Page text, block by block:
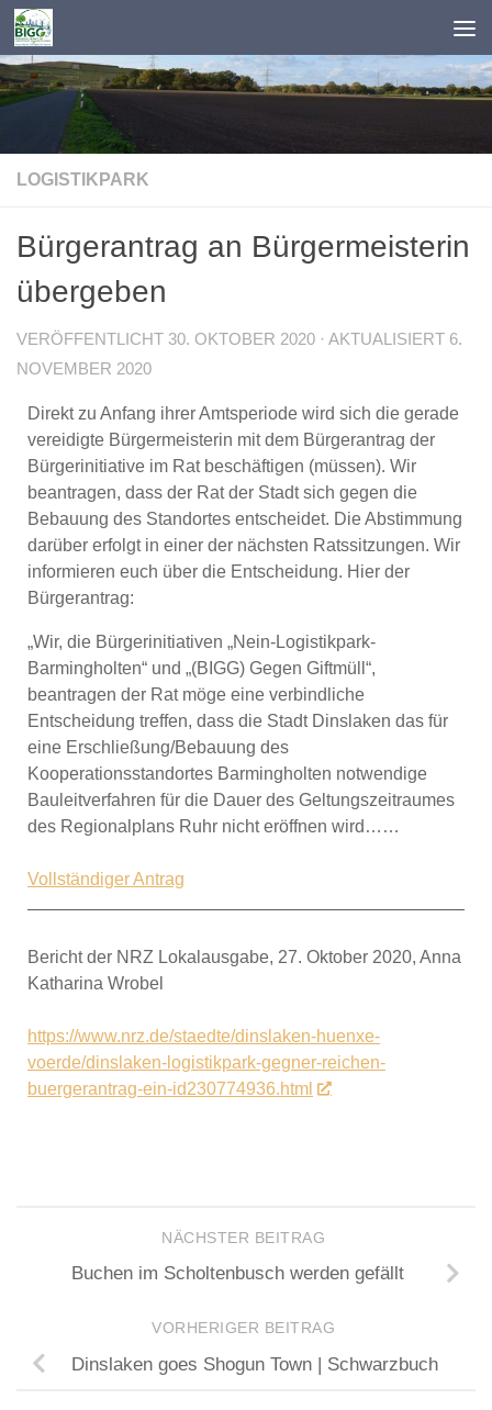
Zum Inhalt springen
LOGISTIKPARK
Bürgerantrag an Bürgermeisterin
übergeben
VERÖFFENTLICHT 30. OKTOBER 2020 · AKTUALISIERT 6.
NOVEMBER 2020
Direkt zu Anfang ihrer Amtsperiode wird sich die gerade
vereidigte Bürgermeisterin mit dem Bürgerantrag der
Bürgerinitiative im Rat beschäftigen (müssen). Wir
beantragen, dass der Rat der Stadt sich gegen die
Bebauung des Standortes entscheidet. Die Abstimmung
darüber erfolgt in einer der nächsten Ratssitzungen. Wir
informieren euch über die Entscheidung. Hier der
Bürgerantrag:
„Wir, die Bürgerinitiativen „Nein-Logistikpark-
Barmingholten“ und „(BIGG) Gegen Giftmüll“,
beantragen der Rat möge eine verbindliche
Entscheidung treffen, dass die Stadt Dinslaken das für
eine Erschließung/Bebauung des
Kooperationsstandortes Barmingholten notwendige
Bauleitverfahren für die Dauer des Geltungszeitraumes
des Regionalplans Ruhr nicht eröffnen wird……
Vollständiger Antrag
Bericht der NRZ Lokalausgabe, 27. Oktober 2020, Anna
Katharina Wrobel
https://www.nrz.de/staedte/dinslaken-huenxe-
voerde/dinslaken-logistikpark-gegner-reichen-
buergerantrag-ein-id230774936.html
NÄCHSTER BEITRAG
Buchen im Scholtenbusch werden gefällt
VORHERIGER BEITRAG
Dinslaken goes Shogun Town | Schwarzbuch